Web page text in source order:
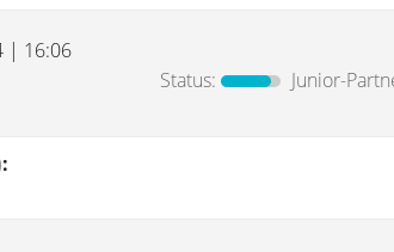
| 16:06
Status:
Junior-
: